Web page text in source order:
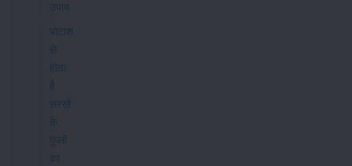
उपाय
पोटाश
से
होता
है
सरसों
के
फूलों
का